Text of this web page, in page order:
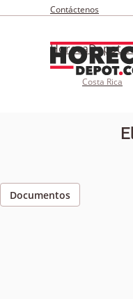
Contáctenos
Costa Rica
Documentos